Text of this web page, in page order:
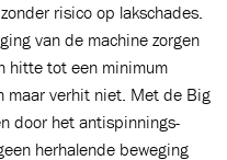
risico op lakschades.
van de machine zorgen
hitte tot een minimum
maar verhit niet. Met de Big
door het antispinnings-
herhalende beweging